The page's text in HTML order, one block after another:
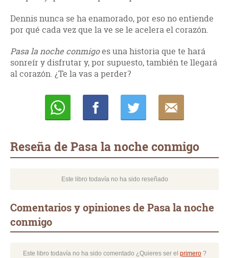
Dennis nunca se ha enamorado, por eso no entiende
por qué cada vez que la ve se le acelera el corazón.
Pasa la noche conmigoes una historia que te hará
sonreír y disfrutar y, por supuesto, también te llegará
al corazón. ¿Te la vas a perder?
Reseña de Pasa la noche conmigo
Este libro todavía no ha sido reseñado
Comentarios y opiniones de Pasa la noche
conmigo
Este libro todavía no ha sido comentado ¿Quieres ser el primero?